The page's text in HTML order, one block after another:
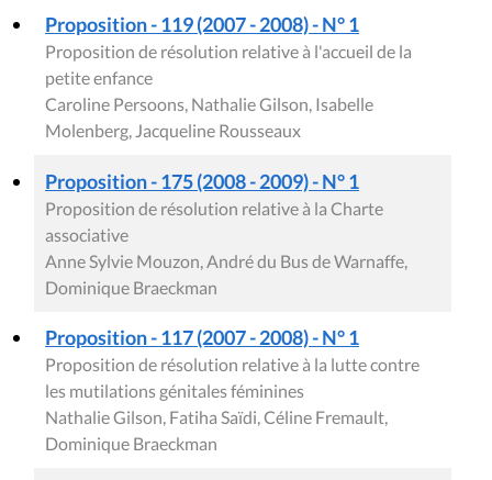
Proposition - 119 (2007 - 2008) - N° 1
Proposition de résolution relative à l'accueil de la
petite enfance
Caroline Persoons, Nathalie Gilson, Isabelle
Molenberg, Jacqueline Rousseaux
Proposition - 175 (2008 - 2009) - N° 1
Proposition de résolution relative à la Charte
associative
Anne Sylvie Mouzon, André du Bus de Warnaffe,
Dominique Braeckman
Proposition - 117 (2007 - 2008) - N° 1
Proposition de résolution relative à la lutte contre
les mutilations génitales féminines
Nathalie Gilson, Fatiha Saïdi, Céline Fremault,
Dominique Braeckman